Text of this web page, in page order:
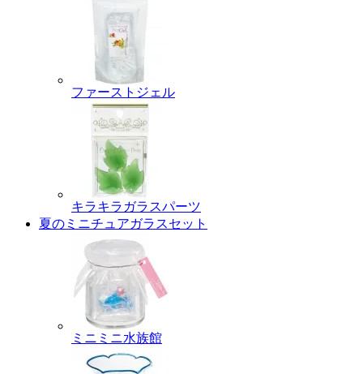
ファーストジェル
キラキラガラスパーツ
夏のミニチュアガラスセット
ミニミニ水族館